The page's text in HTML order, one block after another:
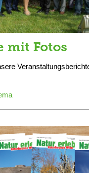
mit Fotos